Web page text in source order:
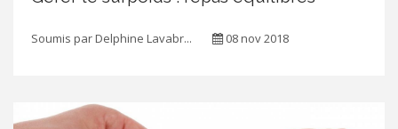
Soumis parDelphine Lavabr... 08 nov 2018